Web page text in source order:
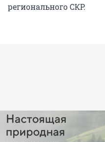
регионального СКР.